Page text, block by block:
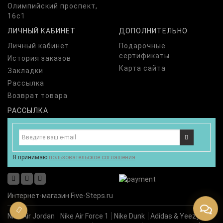
Олимпийский проспект,
16с1
ЛИЧНЫЙ КАБИНЕТ
Личный кабинет
История заказов
Закладки
Рассылка
Возврат товара
ДОПОЛНИТЕЛЬНО
Подарочные
сертификаты
Карта сайта
РАССЫЛКА
Я принимаю пользовательское соглашения
Интернет-магазин Five-Steps.ru
Nike Air Jordan Nike Air Force 1 Nike Dunk
Adidas & Yeezy